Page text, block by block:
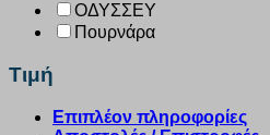
ΟΔΥΣΣΕΥ
Πουρνάρα
Τιμή
Επιπλέον πληροφορίες